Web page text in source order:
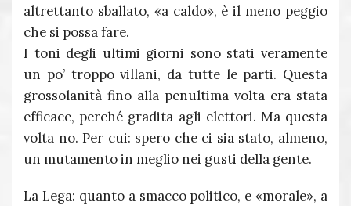
altrettanto sballato, «a caldo», è il meno peggio
che si possa fare.
I toni degli ultimi giorni sono stati veramente
un po’ troppo villani, da tutte le parti. Questa
grossolanità fino alla penultima volta era stata
efficace, perché gradita agli elettori. Ma questa
volta no. Per cui: spero che ci sia stato, almeno,
un mutamento in meglio nei gusti della gente.
La Lega: quanto a smacco politico, e «morale», a